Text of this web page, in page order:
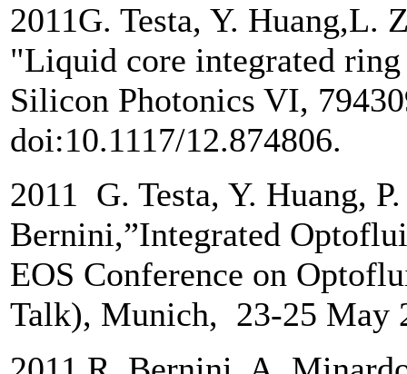
2011G. Testa, Y. Huang,L.
"Liquid core integrated
Silicon Photonics VI,
doi:10.1117/12.874806.
2011 G. Testa, Y. Huang,
Bernini,”Integrated
EOS Conference on
Talk), Munich, 23-25 May